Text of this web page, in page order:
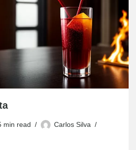
min read
Carlos Silva